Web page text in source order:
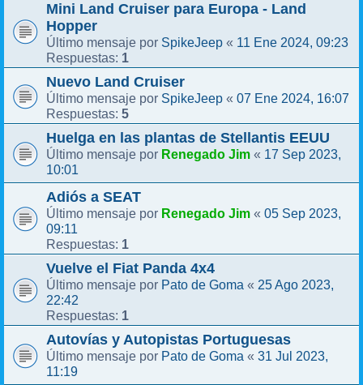
Mini Land Cruiser para Europa - Land
Hopper
Último mensaje por SpikeJeep « 11 Ene 2024, 09:23
Respuestas: 1
Nuevo Land Cruiser
Último mensaje por SpikeJeep « 07 Ene 2024, 16:07
Respuestas: 5
Huelga en las plantas de Stellantis EEUU
Último mensaje por Renegado Jim « 17 Sep 2023,
10:01
Adiós a SEAT
Último mensaje por Renegado Jim « 05 Sep 2023,
09:11
Respuestas: 1
Vuelve el Fiat Panda 4x4
Último mensaje por Pato de Goma « 25 Ago 2023,
22:42
Respuestas: 1
Autovías y Autopistas Portuguesas
Último mensaje por Pato de Goma « 31 Jul 2023,
11:19